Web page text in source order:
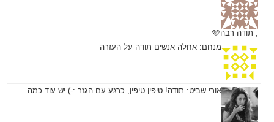
, תודה רבה🩷
מנחם: אחלה אנשים תודה על העזרה
אורי שביט: תודה! טיפין טיפין, כרגע עם הגזר :-) יש עוד כמה